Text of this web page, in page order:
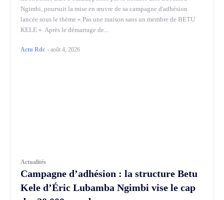
Ngimbi, poursuit la mise en œuvre de sa campagne d'adhésion
lancée sous le thème « Pas une maison sans un membre de BETU
KELE ». Après le démarrage de...
Actu Rdc -août 4, 2026
Actualités
Campagne d’adhésion : la structure Betu
Kele d’Éric Lubamba Ngimbi vise le cap